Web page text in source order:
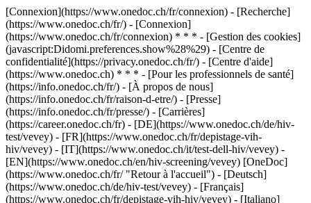
[Connexion](https://www.onedoc.ch/fr/connexion) - [Recherche]
(https://www.onedoc.ch/fr/) - [Connexion]
(https://www.onedoc.ch/fr/connexion) * * * - [Gestion des cookies]
(javascript:Didomi.preferences.show%28%29) - [Centre de
confidentialité](https://privacy.onedoc.ch/fr/) - [Centre d'aide]
(https://www.onedoc.ch) * * * - [Pour les professionnels de santé]
(https://info.onedoc.ch/fr/) - [À propos de nous]
(https://info.onedoc.ch/fr/raison-d-etre/) - [Presse]
(https://info.onedoc.ch/fr/presse/) - [Carrières]
(https://career.onedoc.ch/fr) - [DE](https://www.onedoc.ch/de/hiv-
test/vevey) - [FR](https://www.onedoc.ch/fr/depistage-vih-
hiv/vevey) - [IT](https://www.onedoc.ch/it/test-dell-hiv/vevey) -
[EN](https://www.onedoc.ch/en/hiv-screening/vevey) [OneDoc]
(https://www.onedoc.ch/fr/ "Retour à l'accueil") - [Deutsch]
(https://www.onedoc.ch/de/hiv-test/vevey) - [Français]
(https://www.onedoc.ch/fr/depistage-vih-hiv/vevey) - [Italiano]